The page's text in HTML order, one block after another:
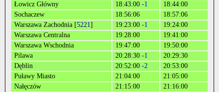
Łowicz Główny
18:43:00 -1
18:44:00
Sochaczew
18:56:06
18:57:06
Warszawa Zachodnia [5221] 19:23:00 -1
19:24:00
Warszawa Centralna
19:28:00
19:41:00
Warszawa Wschodnia
19:47:00
19:50:00
Pilawa
20:28:30 -1
20:29:30
Dęblin
20:52:00 -2
20:53:00
Puławy Miasto
21:04:00
21:05:00
Nałęczów
21:15:00
21:16:00